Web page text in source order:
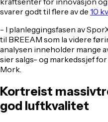
svarer godt til flere av de 10
- I planleggingsfasen av
til BREEAM som la videre
analysen inneholder mange
sier salgs- og markedssjef
Mork.
Kortreist
god luftkvalitet